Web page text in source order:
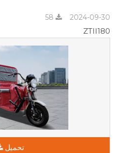
2024-09-30
ZTII180
تحميل